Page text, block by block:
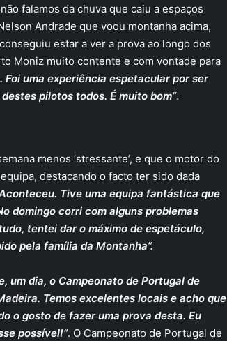
falamos da chuva que caiu a espaços
Andrade que voou montanha acima,
estar a ver a prova ao longo dos
Moniz muito contente e com vontade para
Foi uma experiência espetacular por ser
pilotos todos. É muito bom”.
menos ‘stressante’, e que o motor do
destacando o facto ter sido dada
Tive uma equipa fantástica que
domingo corri com alguns problemas
tentei dar o máximo de espetáculo,
pela família da Montanha”.
um dia, o Campeonato de Portugal de
Temos excelentes locais e acho que
o gosto de fazer uma prova desta. Eu
possível!”. O Campeonato de Portugal de